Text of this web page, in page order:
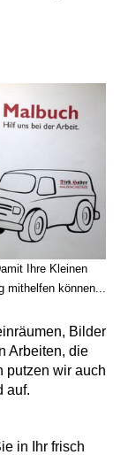
Ihre Kleinen
mithelfen können...
Bilder
Arbeiten, die
putzen wir auch
auf.
in Ihr frisch